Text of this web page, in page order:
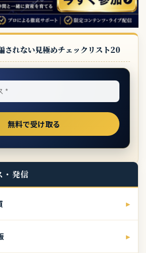
されない見極めチェックリスト20
・発信
▸
▸